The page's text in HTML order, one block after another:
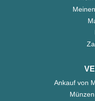
Ankauf von